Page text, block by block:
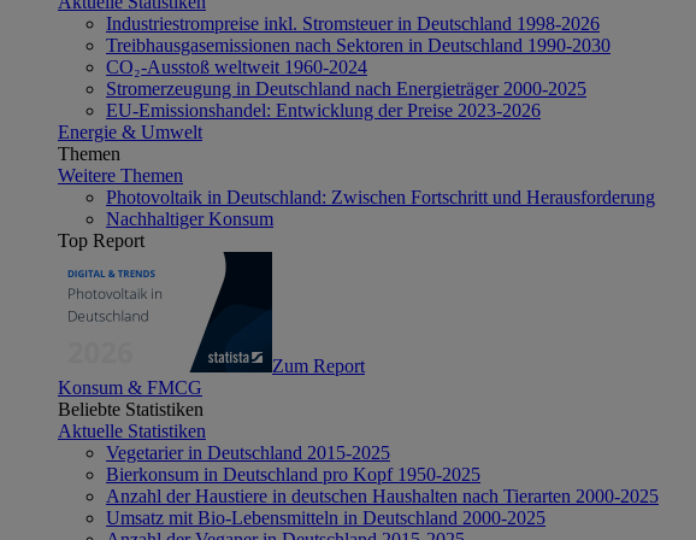
Industriestrompreise inkl. Stromsteuer in Deutschland 1998-2026
Treibhausgasemissionen nach Sektoren in Deutschland 1990-2030
CO₂-Ausstoß weltweit 1960-2024
Stromerzeugung in Deutschland nach Energieträger 2000-2025
EU-Emissionshandel: Entwicklung der Preise 2023-2026
Energie & Umwelt
Themen
Weitere Themen
Photovoltaik in Deutschland: Zwischen Fortschritt und Herausforderung
Nachhaltiger Konsum
Top Report
Zum Report
Konsum & FMCG
Beliebte Statistiken
Aktuelle Statistiken
Vegetarier in Deutschland 2015-2025
Bierkonsum in Deutschland pro Kopf 1950-2025
Anzahl der Haustiere in deutschen Haushalten nach Tierarten 2000-2025
Umsatz mit Bio-Lebensmitteln in Deutschland 2000-2025